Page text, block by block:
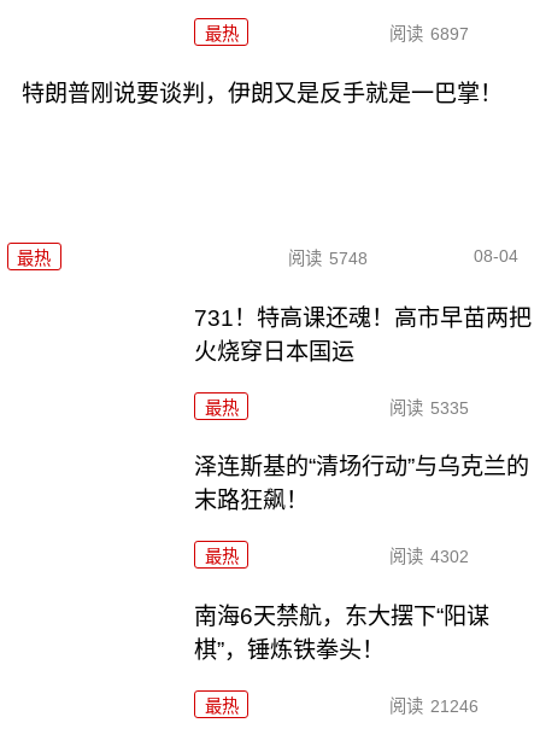
最热 阅读 6897
特朗普刚说要谈判，伊朗又是反手就是一巴掌！
最热 阅读 5748 08-04
731！特高课还魂！高市早苗两把
火烧穿日本国运
最热 阅读 5335
泽连斯基的“清场行动”与乌克兰的
末路狂飙！
最热 阅读 4302
南海6天禁航，东大摆下“阳谋
棋”，锤炼铁拳头！
最热 阅读 21246